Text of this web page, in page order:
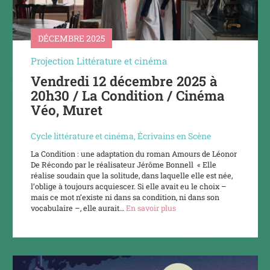
DÉCEMBRE 2025
Projection Littérature et cinéma
Vendredi 12 décembre 2025 à
20h30 / La Condition / Cinéma
Véo, Muret
Cycle littérature et cinéma, Écrivains en Scène
La Condition : une adaptation du roman Amours de Léonor
De Récondo par le réalisateur Jérôme Bonnell « Elle
réalise soudain que la solitude, dans laquelle elle est née,
l’oblige à toujours acquiescer. Si elle avait eu le choix –
mais ce mot n’existe ni dans sa condition, ni dans son
vocabulaire –, elle aurait… En savoir plus